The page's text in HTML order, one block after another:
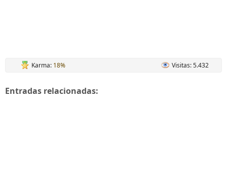
Karma: 18% Visitas: 5.432
Entradas relacionadas: